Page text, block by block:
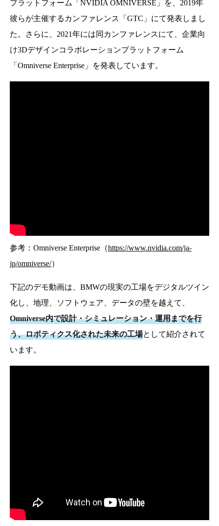
プラットフォーム「NVIDIA OMNIVERSE」を、2019年
彼らが主催するカンファレンス「GTC」にて発表しまし
た。さらに、2021年には同カンファレンスにて、企業向
け3Dデザインコラボレーションプラットフォーム
「Omniverse Enterprise」を発表しています。
参考：Omniverse Enterprise（https://www.nvidia.com/ja-
jp/omniverse/）
下記のデモ動画は、BMWの現実の工場をデジタルツイン
化し、地理、ソフトウェア、データの壁を越えて、
Omniverse内で設計・シミュレーション・運用までを行
う、ロボティクス化された未来の工場として紹介されて
います。